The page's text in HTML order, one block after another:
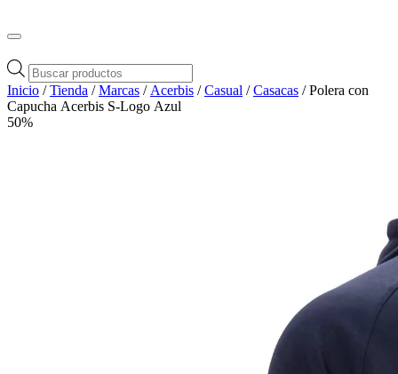
Búsqueda
de
productos
Inicio /Tienda /Marcas / Acerbis /Casual /Casacas / Polera con
Capucha Acerbis S-Logo Azul
50%